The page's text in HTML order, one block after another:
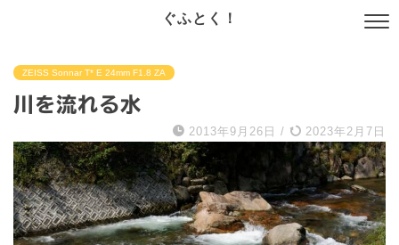
ぐふとく！
ZEISS Sonnar T* E 24mm F1.8 ZA
川を流れる水
2013年9月26日 / 2023年2月7日